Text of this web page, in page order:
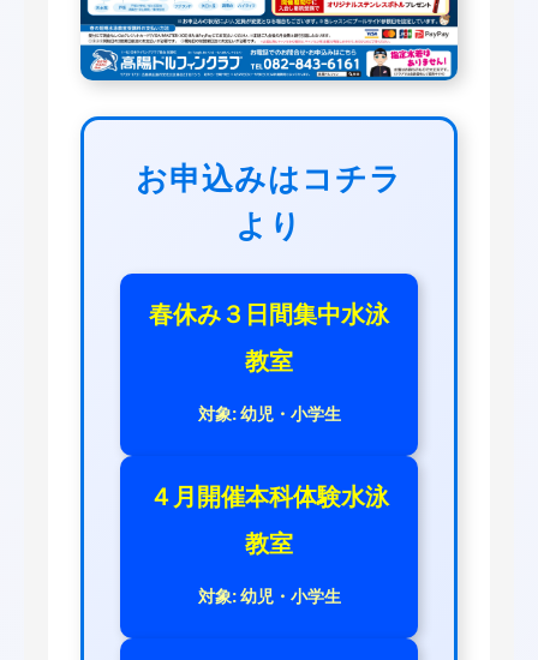
お申込みはコチラ
より
春休み３日間集中水泳
教室
対象: 幼児・小学生
４月開催本科体験水泳
教室
対象: 幼児・小学生